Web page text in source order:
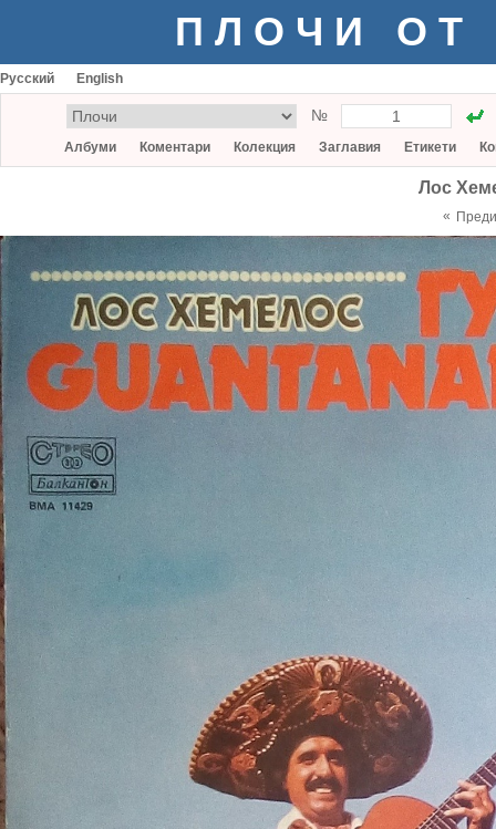
ПЛОЧИ ОТ
Русский English
№
Албуми Коментари Колекция Заглавия Етикети
Лос
«